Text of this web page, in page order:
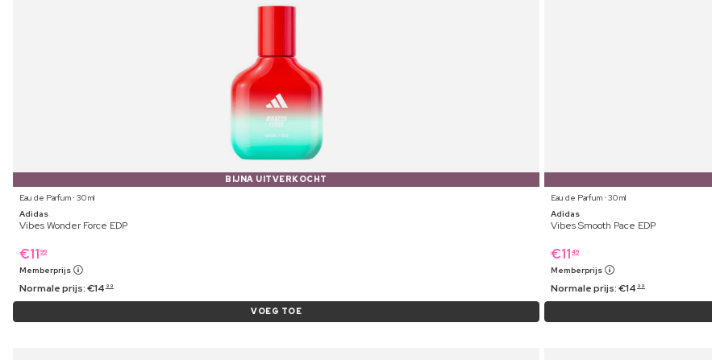
BIJNA UITVERKOCHT
Eau de Parfum ⋅ 30 ml
Adidas
Vibes Wonder Force EDP
€11 99
Memberprijs
Normale prijs:€14 99
VOEG TOE
Eau de Parfum ⋅ 30 ml
Adidas
Vibes Smooth Pace EDP
€11 49
Memberprijs
Normale prijs:€14 99